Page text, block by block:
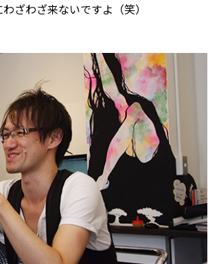
ざわざ来ないですよ（笑）